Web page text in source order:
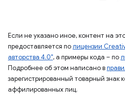
Если не указано иное, контент на
предоставляется полицензии
авторства 4.0", а примеры кода – по
Подробнее об этом написано в
зарегистрированный товарный знак
аффилированных лиц.